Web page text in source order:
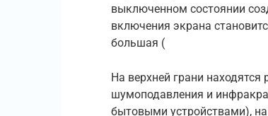
выключенном состоянии
включения экрана
большая (
На верхней грани
шумоподавления и
бытовыми устройствами),